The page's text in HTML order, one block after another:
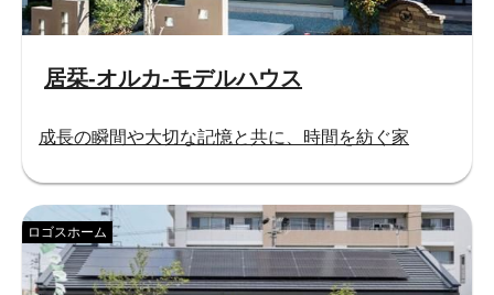
居栞-オルカ-モデルハウス
成長の瞬間や大切な記憶と共に、時間を紡ぐ家
ロゴスホーム